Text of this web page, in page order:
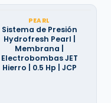
PEARL
Sistema de Presión
Hydrofresh Pearl |
Membrana |
Electrobombas JET
Hierro | 0.5 Hp | JCP